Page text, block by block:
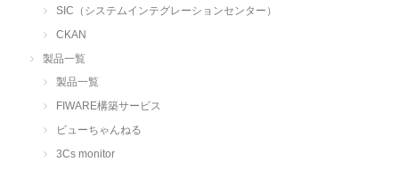
SIC（システムインテグレーションセンター）
CKAN
製品一覧
製品一覧
FIWARE構築サービス
ビューちゃんねる
3Cs monitor